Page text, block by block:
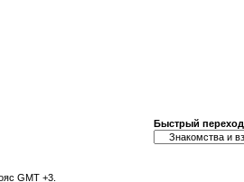
Быстрый переход
GMT +3.